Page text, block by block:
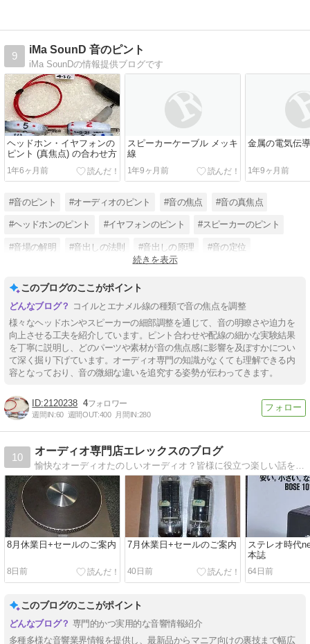
9
iMa SounD 音のピント
iMa SounDの情報提供ブログです
ヘッドホン・イヤフォンの
ピント (真焦点) の合わせ方
1年6ヶ月前
スピーカーケーブル メッキ
線
1年9ヶ月前
金属の電気伝
1年9ヶ月前
#音のピント #オーディオのピント #音の焦点 #音の真焦点
#ヘッドホンのピント #イヤフォンのピント #スピーカーのピント
#音場の解明 #音出しの法則 #音出しの原理 #音の定位
続きを表示
このブログのここがポイント
コイルとエナメル線の種類で音の焦点を調整
様々なヘッドホンやスピーカーの細部調整を通じて、音の明瞭さや迫力を
向上させる工夫を紹介しています。ピント合わせや配線の細かな実験結果
を丁寧に説明し、どのパーツや素材が音の焦点感に影響を及ぼすかについ
て深く掘り下げています。オーディオ専門の知識がなくても理解できる内
容となっており、音の微細な違いを追究する姿勢が伝わってきます。
2120238 4
週間IN:60 週間OUT:400 月間IN:280
10
オーディオ専門店エレックスのブログ
8月休業日+セールのご案内
8日前
7月休業日+セールのご案内
40日前
ステレオ時代
本誌
64日前
このブログのここがポイント
専門的かつ実用的な音響情報紹介
多種多様な音響業界情報を提供し、最新品からマニア向けの裏技まで幅広